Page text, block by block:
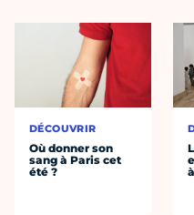
DÉCOUVRIR
Où donner son
sang à Paris cet
été ?